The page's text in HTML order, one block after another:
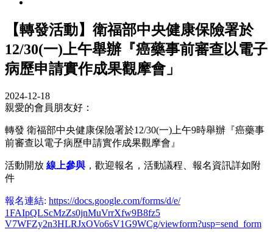
【轉發活動】衛福部中央健康保險署於
12/30(一)上午舉辦『癌藥事前審查以電子
病歷申請實作成果觀摩會」
2024-12-18
親愛的會員朋友好：
轉發 衛福部中央健康保險署於12/30(一)上午9時舉辦『癌藥事
前審查以電子病歷申請實作成果觀摩會』
活動開放 線上參與 ，歡迎報名，活動議程、報名資訊詳如附
件
報名連結: https://docs.google.com/forms/d/e/
1FAIpQLScMzZs0jnMuVrrXfw9B8fz5
V7WFZy2n3HLRJxOVo6sV1G9WCg/viewform?usp=send_form